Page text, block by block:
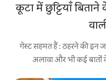
कूटा में छुट्टियाँ
गेस्ट सहमत हैं : ठहरने की इन
अलावा और भी कई बातों